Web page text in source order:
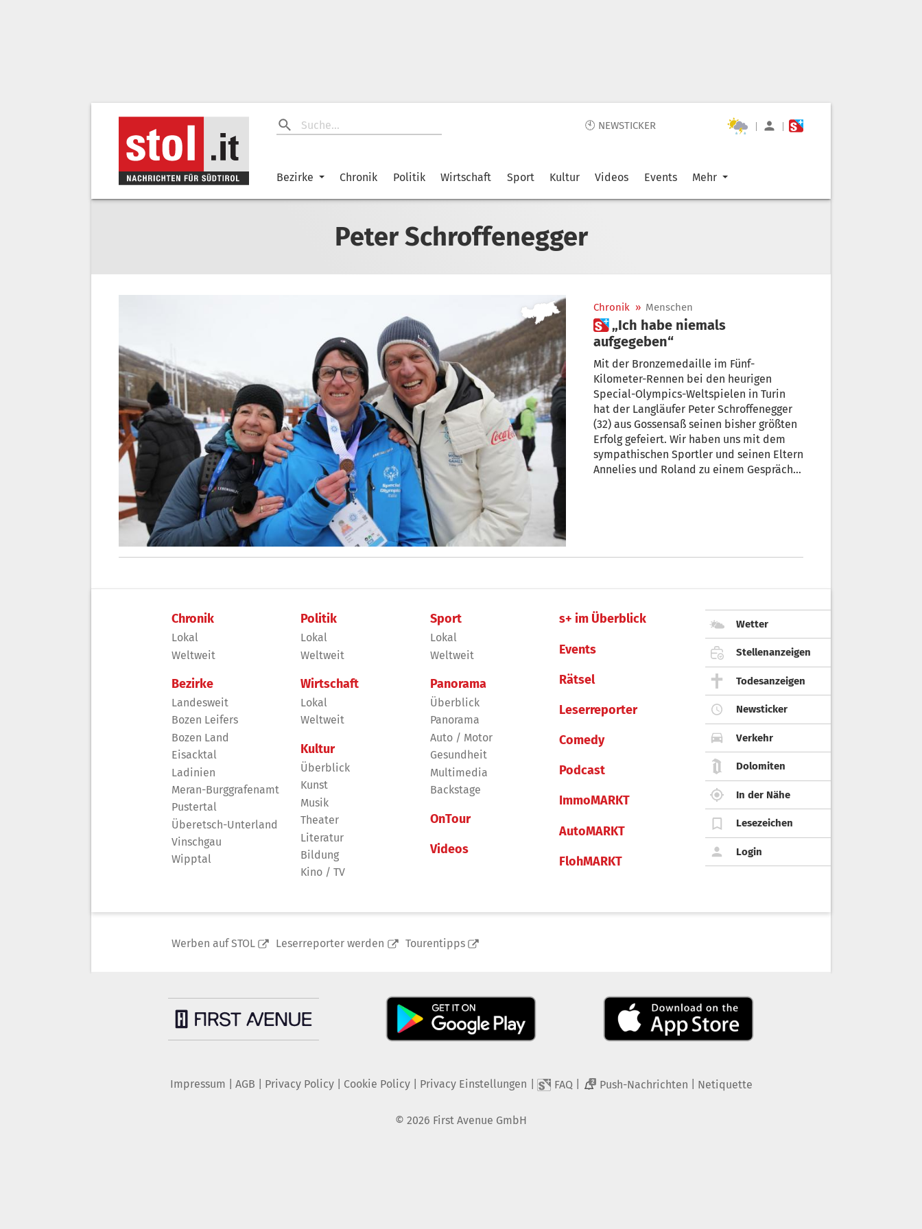
🕙 NEWSTICKER | |
Bezirke Chronik Politik Wirtschaft Sport Kultur Videos Events Mehr
Peter Schroffenegger
Chronik » Menschen
 „Ich habe niemals
aufgegeben“
Mit der Bronzemedaille im Fünf-
Kilometer-Rennen bei den heurigen
Special-Olympics-Weltspielen in Turin
hat der Langläufer Peter Schroffenegger
(32) aus Gossensaß seinen bisher größten
Erfolg gefeiert. Wir haben uns mit dem
sympathischen Sportler und seinen Eltern
Annelies und Roland zu einem Gespräch
Chronik
Lokal
Weltweit
Bezirke
Landesweit
Bozen Leifers
Bozen Land
Eisacktal
Ladinien
Meran-Burggrafenamt
Pustertal
Überetsch-Unterland
Vinschgau
Wipptal
Politik
Lokal
Weltweit
Wirtschaft
Lokal
Weltweit
Kultur
Überblick
Kunst
Musik
Theater
Literatur
Bildung
Kino / TV
Sport
Lokal
Weltweit
Panorama
Überblick
Panorama
Auto / Motor
Gesundheit
Multimedia
Backstage
OnTour
Videos
s+ im Überblick
Events
Rätsel
Leserreporter
Comedy
Podcast
ImmoMARKT
AutoMARKT
FlohMARKT
Wetter
Stellenanzeigen
Todesanzeigen
Newsticker
Verkehr
Dolomiten
In der Nähe
Lesezeichen
Login
Werben auf STOL Leserreporter werden Tourentipps
Impressum AGB Privacy Policy| Cookie Policy| Privacy Einstellungen FAQ 2 Push-Nachrichten Netiquette
© 2026 First Avenue GmbH